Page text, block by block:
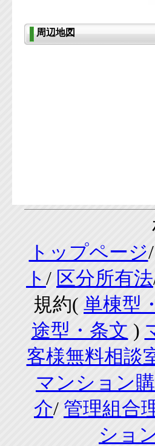
周辺地図
トップページ/
ト / 区分所有法
規約( 単棟型
途型・条文 )
客様無料相談
マンション
介/ 管理組合
ショ